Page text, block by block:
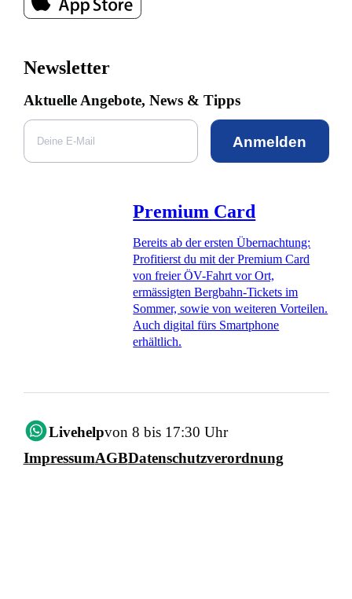
Newsletter
Aktuelle Angebote, News & Tipps
Anmelden
Premium Card
Bereits ab der ersten Übernachtung:
Profitierst du mit der Premium Card
von freier ÖV-Fahrt vor Ort,
ermässigten Bergbahn-Tickets im
Sommer, sowie von weiteren Vorteilen.
Auch digital fürs Smartphone
erhältlich.
Livehelpvon 8 bis 17:30 Uhr
ImpressumAGBDatenschutzverordnung